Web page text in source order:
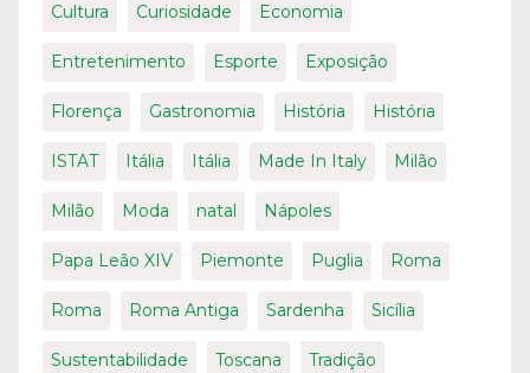
Cultura Curiosidade Economia
Entretenimento Esporte Exposição
Florença Gastronomia História História
ISTAT Itália Itália Made In Italy Milão
Milão Moda natal Nápoles
Papa Leão XIV Piemonte Puglia Roma
Roma Roma Antiga Sardenha Sicília
Sustentabilidade Toscana Tradição